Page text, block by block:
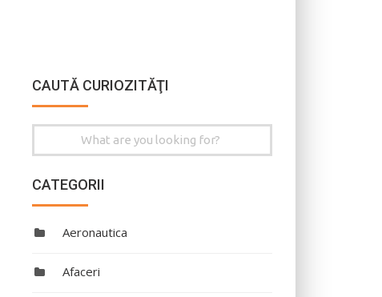
CAUTĂ CURIOZITĂŢI
Search
CATEGORII
Aeronautica
Afaceri